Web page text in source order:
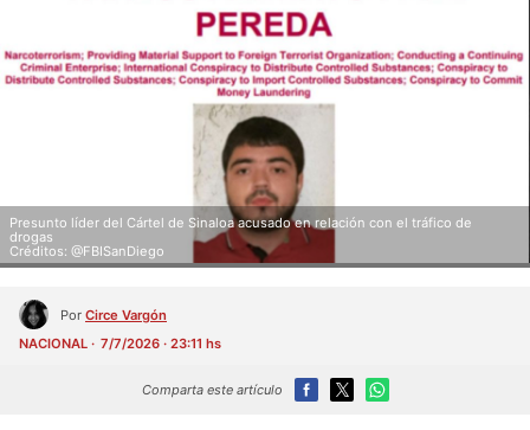
Presunto líder del Cártel de Sinaloa acusado en relación con el tráfico de
drogas
Créditos: @FBISanDiego
Por Circe Vargón
NACIONAL
7/7/2026 · 23:11 hs
Comparta este artículo